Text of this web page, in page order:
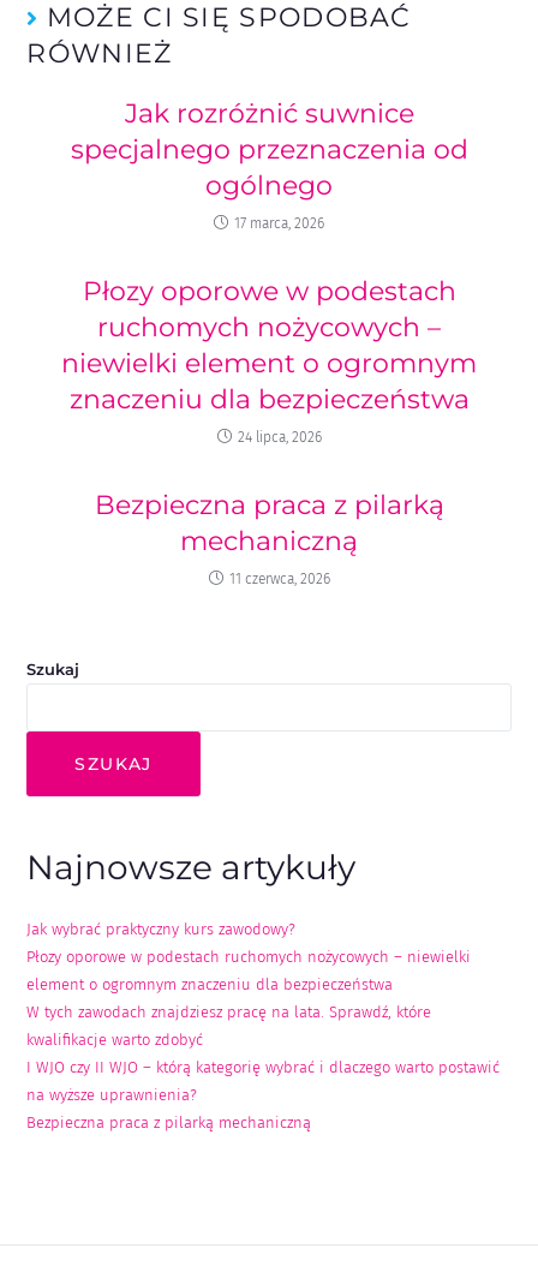
MOŻE CI SIĘ SPODOBAĆ
RÓWNIEŻ
Jak rozróżnić suwnice
specjalnego przeznaczenia od
ogólnego
17 marca, 2026
Płozy oporowe w podestach
ruchomych nożycowych –
niewielki element o ogromnym
znaczeniu dla bezpieczeństwa
24 lipca, 2026
Bezpieczna praca z pilarką
mechaniczną
11 czerwca, 2026
Szukaj
SZUKAJ
Najnowsze artykuły
Jak wybrać praktyczny kurs zawodowy?
Płozy oporowe w podestach ruchomych nożycowych – niewielki
element o ogromnym znaczeniu dla bezpieczeństwa
W tych zawodach znajdziesz pracę na lata. Sprawdź, które
kwalifikacje warto zdobyć
I WJO czy II WJO – którą kategorię wybrać i dlaczego warto postawić
na wyższe uprawnienia?
Bezpieczna praca z pilarką mechaniczną